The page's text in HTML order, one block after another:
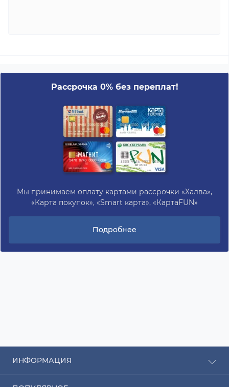
Рассрочка 0% без переплат!
Мы принимаем оплату картами рассрочки «Халва»,
«Карта покупок», «Smart карта», «КартаFUN»
Подробнее
ИНФОРМАЦИЯ